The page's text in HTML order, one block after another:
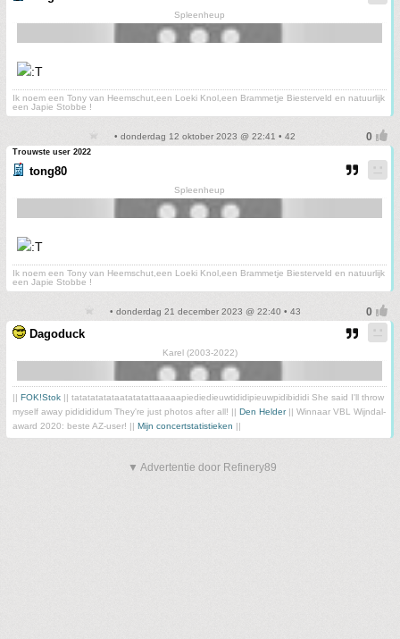
Spleenheup
Ik noem een Tony van Heemschut,een Loeki Knol,een Brammetje Biesterveld en natuurlijk
een Japie Stobbe !
• donderdag 12 oktober 2023 @ 22:41 • 42
Trouwste user 2022
tong80
Spleenheup
Ik noem een Tony van Heemschut,een Loeki Knol,een Brammetje Biesterveld en natuurlijk
een Japie Stobbe !
• donderdag 21 december 2023 @ 22:40 • 43
Dagoduck
Karel (2003-2022)
|| FOK!Stok || tatatatatataatatatattaaaaapiediedieuwtididipieuwpidibididi She said I'll throw
myself away pididididum They're just photos after all! || Den Helder|| Winnaar VBL Wijndal-
award 2020: beste AZ-user! || Mijn concertstatistieken ||
▼ Advertentie door Refinery89